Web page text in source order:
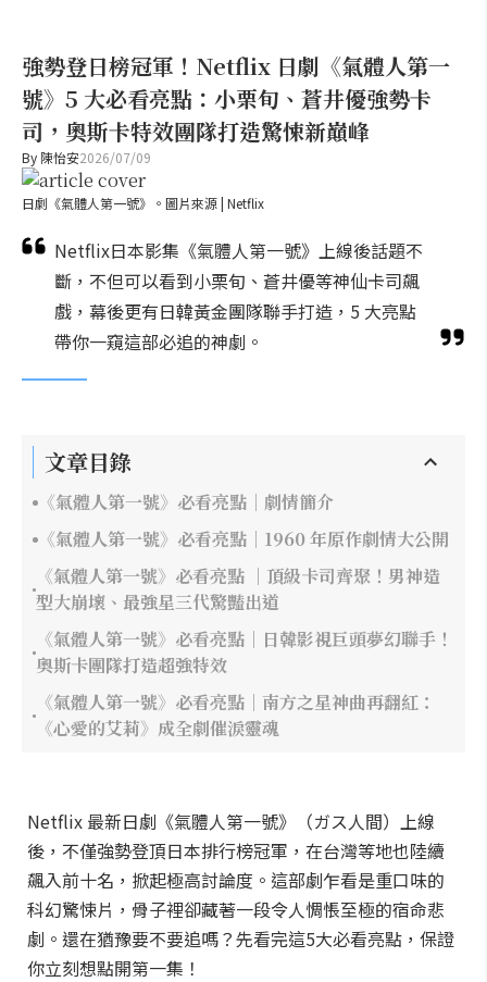
強勢登日榜冠軍！Netflix 日劇《氣體人第一
號》5 大必看亮點：小栗旬、蒼井優強勢卡
司，奧斯卡特效團隊打造驚悚新巔峰
By 陳怡安2026/07/09
日劇《氣體人第一號》。圖片來源 | Netflix
Netflix日本影集《氣體人第一號》上線後話題不
斷，不但可以看到小栗旬、蒼井優等神仙卡司飆
戲，幕後更有日韓黃金團隊聯手打造，5 大亮點
帶你一窺這部必追的神劇。
文章目錄
《氣體人第一號》必看亮點｜劇情簡介
《氣體人第一號》必看亮點｜1960 年原作劇情大公開
《氣體人第一號》必看亮點 ｜頂級卡司齊聚！男神造
型大崩壞、最強星三代驚豔出道
《氣體人第一號》必看亮點｜日韓影視巨頭夢幻聯手！
奧斯卡團隊打造超強特效
《氣體人第一號》必看亮點｜南方之星神曲再翻紅：
《心愛的艾莉》成全劇催淚靈魂
Netflix 最新日劇《氣體人第一號》（ガス人間）上線
後，不僅強勢登頂日本排行榜冠軍，在台灣等地也陸續
飆入前十名，掀起極高討論度。這部劇乍看是重口味的
科幻驚悚片，骨子裡卻藏著一段令人惆悵至極的宿命悲
劇。還在猶豫要不要追嗎？先看完這5大必看亮點，保證
你立刻想點開第一集！